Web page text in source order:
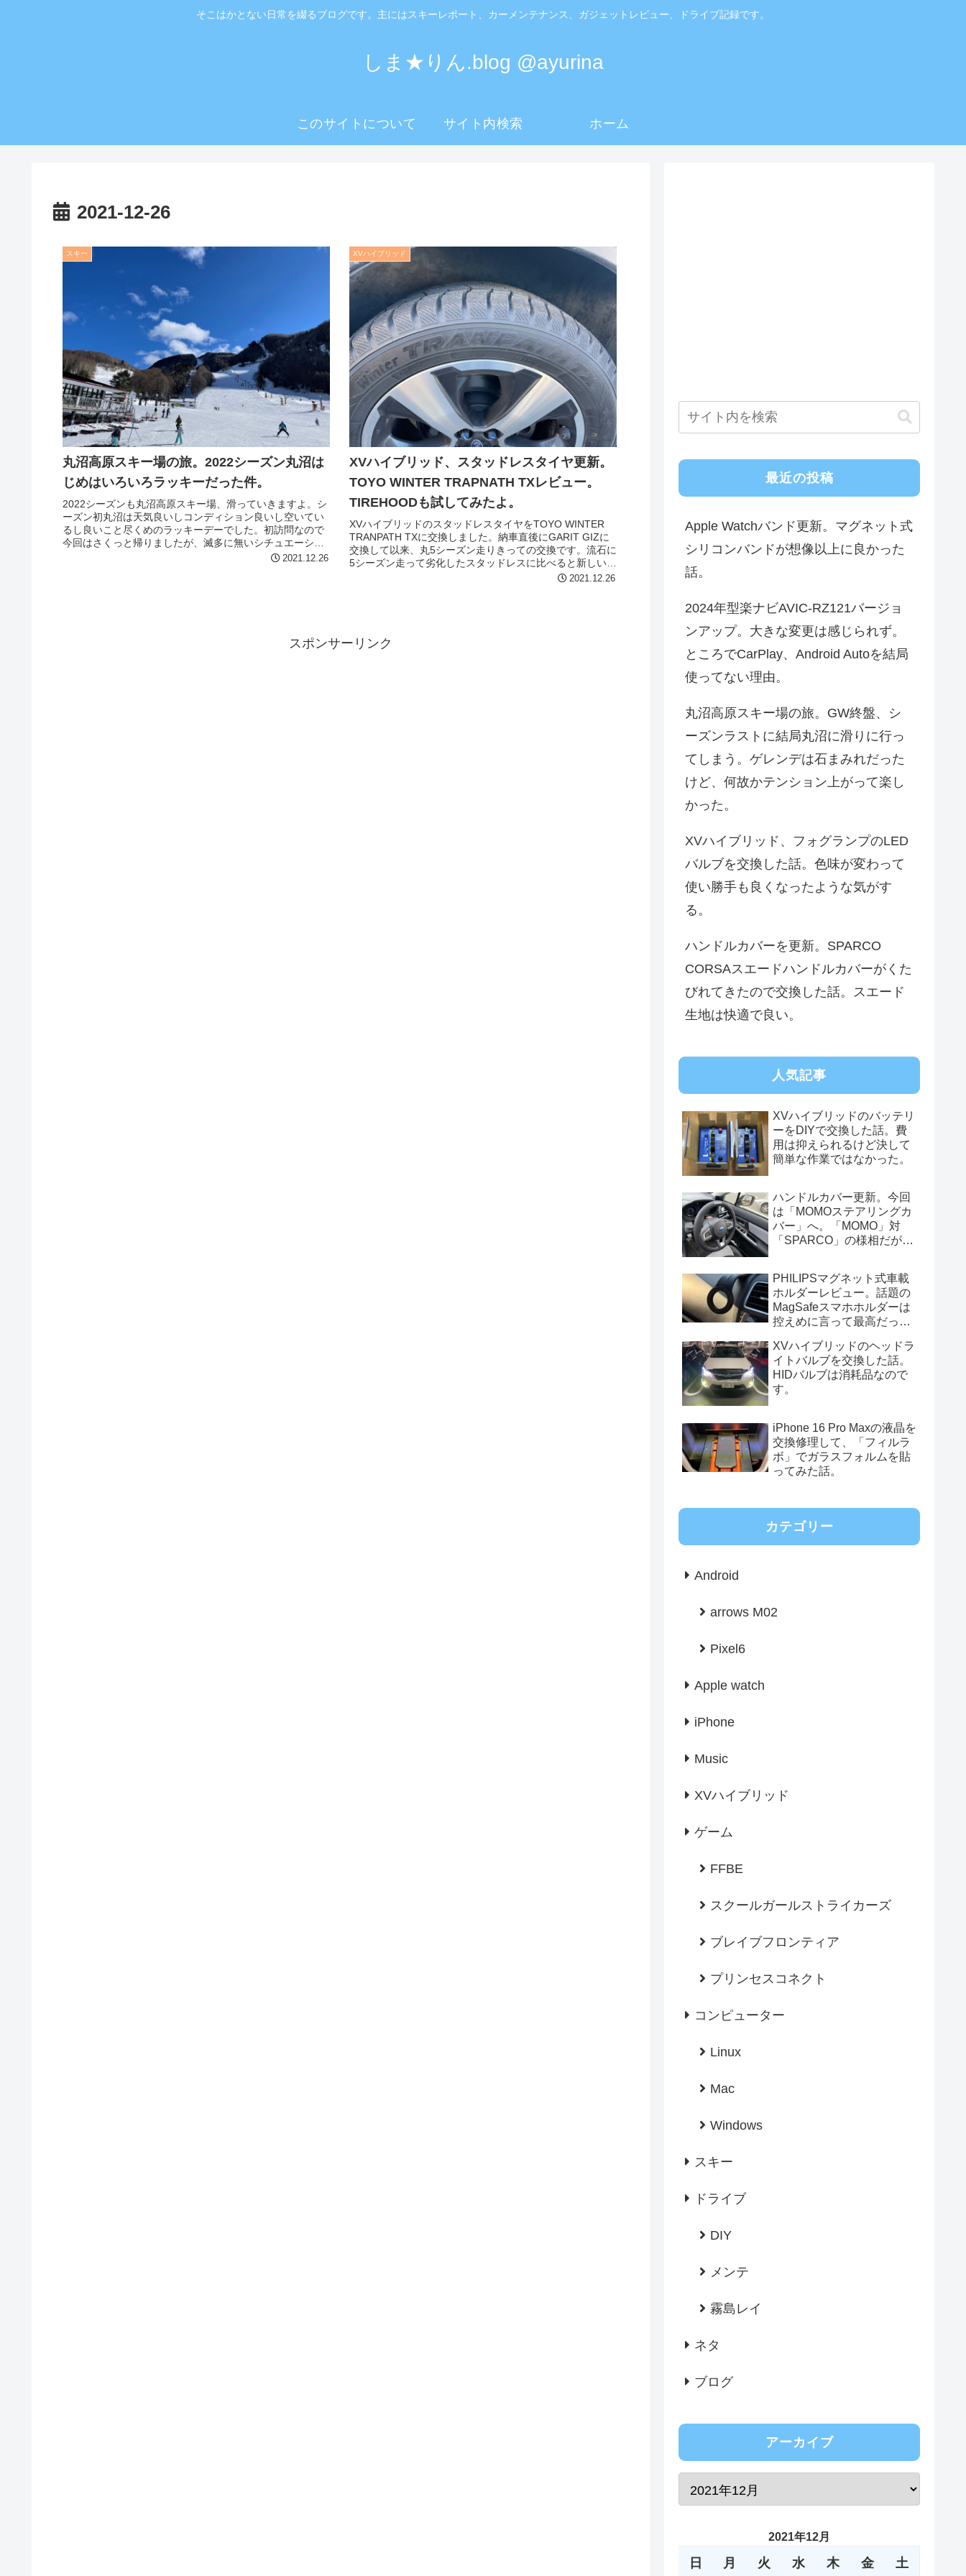
そこはかとない日常を綴るブログです。主にはスキーレポート、カーメンテナンス、ガジェットレビュー、ドライブ記録です。
しま★りん.blog @ayurina
このサイトについて サイト内検索 ホーム
2021-12-26
スキー
丸沼高原スキー場の旅。2022シーズン丸沼は
じめはいろいろラッキーだった件。
2022シーズンも丸沼高原スキー場、滑っていきますよ。シ
ーズン初丸沼は天気良いしコンディション良いし空いてい
るし良いこと尽くめのラッキーデーでした。初訪問なので
今回はさくっと帰りましたが、滅多に無いシチュエーショ
2021.12.26
XVハイブリッド
XVハイブリッド、スタッドレスタイヤ更新。
TOYO WINTER TRAPNATH TXレビュー。
TIREHOODも試してみたよ。
XVハイブリッドのスタッドレスタイヤをTOYO WINTER
TRANPATH TXに交換しました。納車直後にGARIT GIZに
交換して以来、丸5シーズン走りきっての交換です。流石に
5シーズン走って劣化したスタッドレスに比べると新しいタ
2021.12.26
スポンサーリンク
最近の投稿
Apple Watchバンド更新。マグネット式
シリコンバンドが想像以上に良かった
話。
2024年型楽ナビAVIC-RZ121バージョ
ンアップ。大きな変更は感じられず。
ところでCarPlay、Android Autoを結局
使ってない理由。
丸沼高原スキー場の旅。GW終盤、シ
ーズンラストに結局丸沼に滑りに行っ
てしまう。ゲレンデは石まみれだった
けど、何故かテンション上がって楽し
かった。
XVハイブリッド、フォグランプのLED
バルブを交換した話。色味が変わって
使い勝手も良くなったような気がす
る。
ハンドルカバーを更新。SPARCO
CORSAスエードハンドルカバーがくた
びれてきたので交換した話。スエード
生地は快適で良い。
人気記事
XVハイブリッドのバッテリ
ーをDIYで交換した話。費
用は抑えられるけど決して
簡単な作業ではなかった。
ハンドルカバー更新。今回
は「MOMOステアリングカ
バー」へ。「MOMO」対
「SPARCO」の様相だが、
PHILIPSマグネット式車載
ホルダーレビュー。話題の
MagSafeスマホホルダーは
控えめに言って最高だっ
XVハイブリッドのヘッドラ
イトバルブを交換した話。
HIDバルブは消耗品なので
す。
iPhone 16 Pro Maxの液晶を
交換修理して、「フィルラ
ボ」でガラスフォルムを貼
ってみた話。
カテゴリー
Android
arrows M02
Pixel6
Apple watch
iPhone
Music
XVハイブリッド
ゲーム
FFBE
スクールガールストライカーズ
ブレイブフロンティア
プリンセスコネクト
コンピューター
Linux
Mac
Windows
スキー
ドライブ
DIY
メンテ
霧島レイ
ネタ
ブログ
アーカイブ
2021年12月
日 月 火 水 木 金 土